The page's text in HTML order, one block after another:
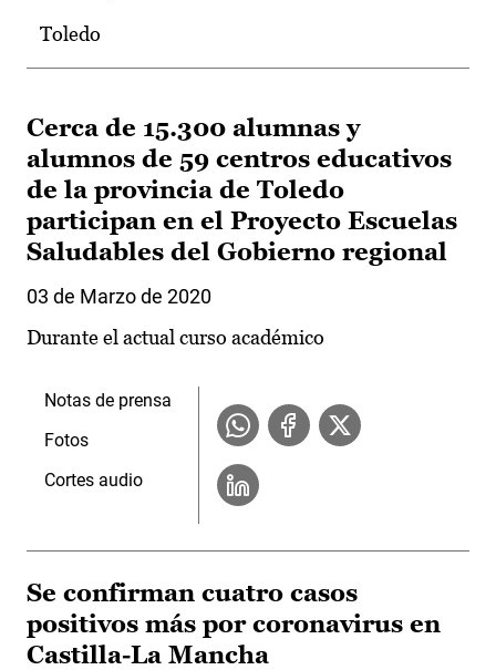
Toledo
Cerca de 15.300 alumnas y
alumnos de 59 centros educativos
de la provincia de Toledo
participan en el Proyecto Escuelas
Saludables del Gobierno regional
03 de Marzo de 2020
Durante el actual curso académico
Notas de prensa
Fotos
Cortes audio
Se confirman cuatro casos
positivos más por coronavirus en
Castilla-La Mancha